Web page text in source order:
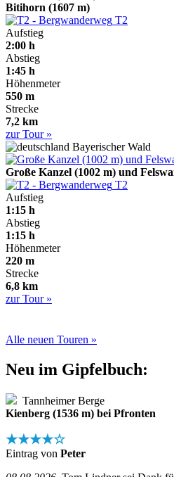
Bitihorn (1607 m)
T2
Aufstieg
2:00 h
Abstieg
1:45 h
Höhenmeter
550 m
Strecke
7,2 km
zur Tour »
Bayerischer Wald
Große Kanzel (1002 m) und
T2
Aufstieg
1:15 h
Abstieg
1:15 h
Höhenmeter
220 m
Strecke
6,8 km
zur Tour »
Alle neuen Touren »
Neu im Gipfelbuch:
Tannheimer Berge
Kienberg (1536 m) bei Pfronten
★★★★☆
Eintrag von Peter